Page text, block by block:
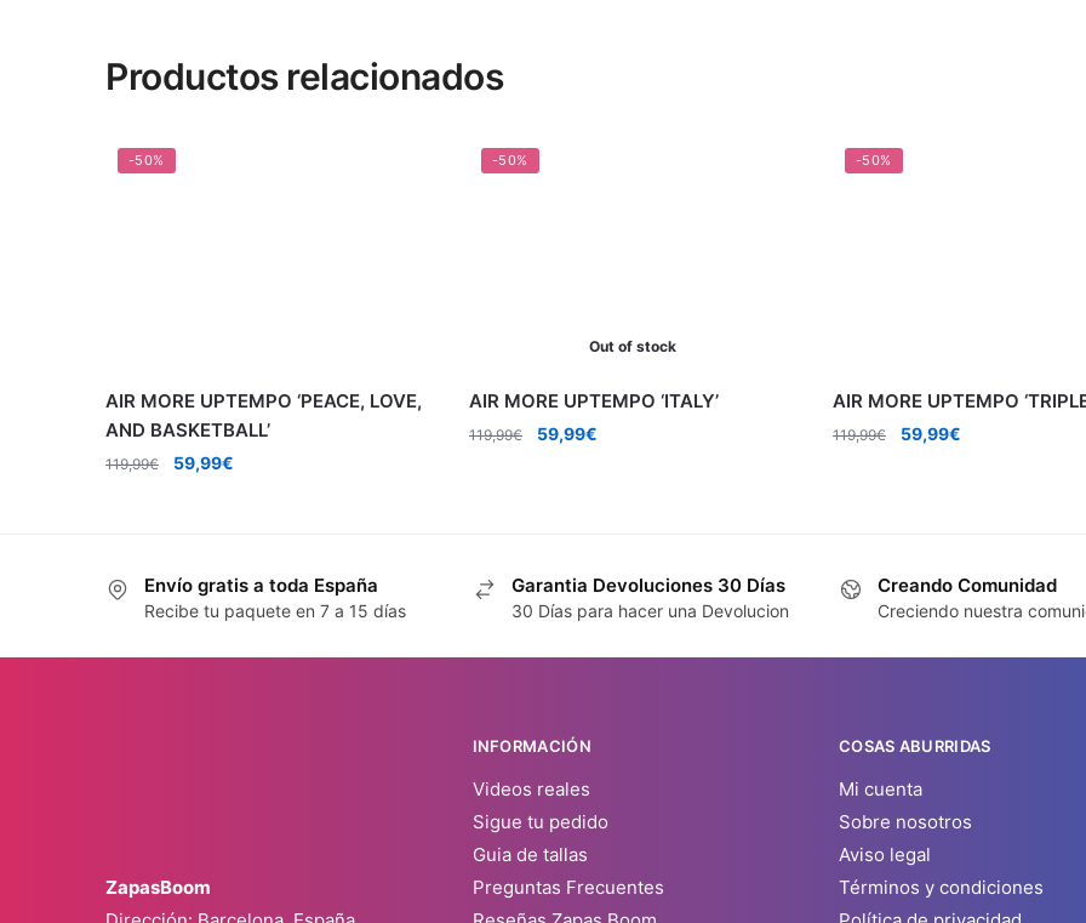
Productos relacionados
-50%
AIR MORE UPTEMPO ‘PEACE, LOVE,
AND BASKETBALL’
119,99€
El
59,99€
-50%
Out of stock
AIR MORE UPTEMPO ‘ITALY’
119,99€
El
59,99€
-50%
AIR MORE UPTEMPO
119,99€
El
59,99€El
Envío gratis a toda España
Recibe tu paquete en 7 a 15 días
Garantia Devoluciones 30 Días
30 Días para hacer una Devolucion
Creando Comunidad
Creciendo nuestra
ZapasBoom
INFORMACIÓN
Videos reales
Sigue tu pedido
Guia de tallas
Preguntas Frecuentes
COSAS ABURRIDAS
Mi cuenta
Sobre nosotros
Aviso legal
Términos y condiciones